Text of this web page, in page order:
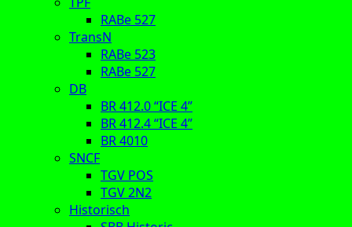
RABe 527
TransN
RABe 523
RABe 527
DB
BR 412.0 “ICE 4”
BR 412.4 “ICE 4”
BR 4010
SNCF
TGV POS
TGV 2N2
Historisch